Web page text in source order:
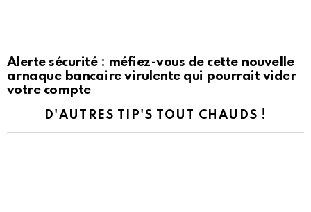
Alerte sécurité : méfiez-vous de cette nouvelle
arnaque bancaire virulente qui pourrait vider
votre compte
D'AUTRES TIP'S TOUT CHAUDS !